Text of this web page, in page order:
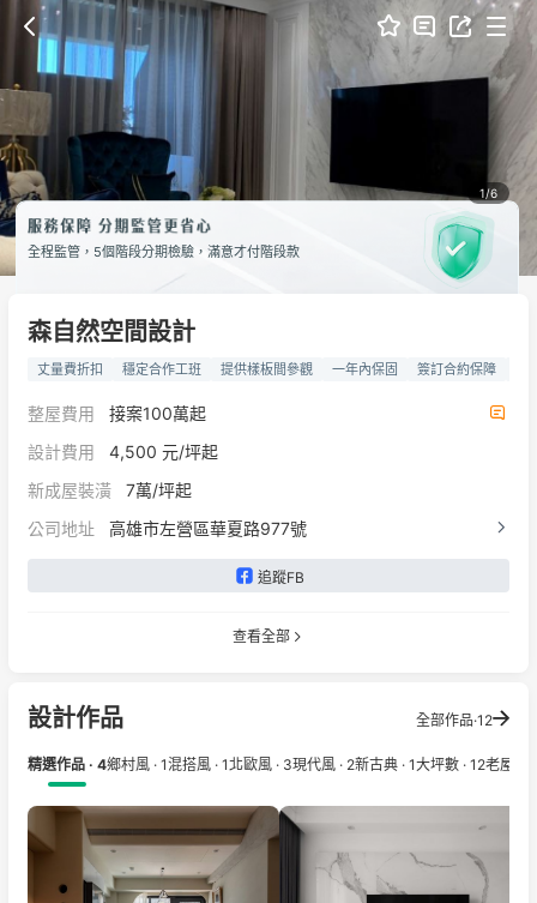
1/6
全程監管，5個階段分期檢驗，滿意才付階段款
森自然空間設計
丈量費折扣 穩定合作工班 提供樣板間參觀 一年內保固 簽訂合約保障
整屋費用
接案100萬起
設計費用
4,500 元/坪起
新成屋裝潢
7萬/坪起
公司地址
高雄市左營區華夏路977號
追蹤FB
查看全部
設計作品 全部作品·12
精選作品 · 4鄉村風 · 1混搭風 · 1北歐風 · 3現代風 · 2新古典 · 1大坪數 · 12老屋 · 2